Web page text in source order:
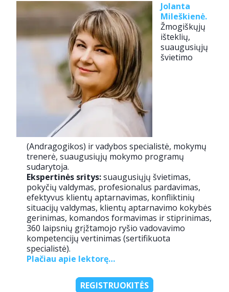
Jolanta
Mileškienė.
Žmogiškųjų
išteklių,
suaugusiųjų
švietimo
(Andragogikos) ir vadybos specialistė, mokymų
trenerė, suaugusiųjų mokymo programų
sudarytoja.
Ekspertinės sritys:suaugusiųjų švietimas,
pokyčių valdymas, profesionalus pardavimas,
efektyvus klientų aptarnavimas, konfliktinių
situacijų valdymas, klientų aptarnavimo kokybės
gerinimas, komandos formavimas ir stiprinimas,
360 laipsnių grįžtamojo ryšio vadovavimo
kompetencijų vertinimas (sertifikuota
specialistė).
Plačiau apie lektorę…
REGISTRUOKITĖS